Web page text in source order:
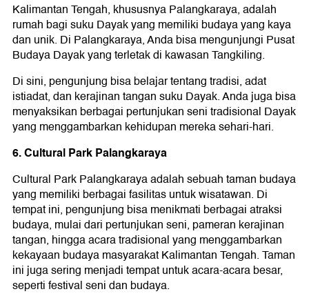
Kalimantan Tengah, khususnya Palangkaraya, adalah
rumah bagi suku Dayak yang memiliki budaya yang kaya
dan unik. Di Palangkaraya, Anda bisa mengunjungi Pusat
Budaya Dayak yang terletak di kawasan Tangkiling.
Di sini, pengunjung bisa belajar tentang tradisi, adat
istiadat, dan kerajinan tangan suku Dayak. Anda juga bisa
menyaksikan berbagai pertunjukan seni tradisional Dayak
yang menggambarkan kehidupan mereka sehari-hari.
6. Cultural Park Palangkaraya
Cultural Park Palangkaraya adalah sebuah taman budaya
yang memiliki berbagai fasilitas untuk wisatawan. Di
tempat ini, pengunjung bisa menikmati berbagai atraksi
budaya, mulai dari pertunjukan seni, pameran kerajinan
tangan, hingga acara tradisional yang menggambarkan
kekayaan budaya masyarakat Kalimantan Tengah. Taman
ini juga sering menjadi tempat untuk acara-acara besar,
seperti festival seni dan budaya.